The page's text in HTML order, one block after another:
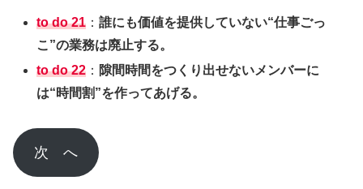
to do 21 ：誰にも価値を提供していない“仕事ごっ
こ”の業務は廃止する。
to do 22 ： 隙間時間をつくり出せないメンバーに
は“時間割”を作ってあげる。
次 へ